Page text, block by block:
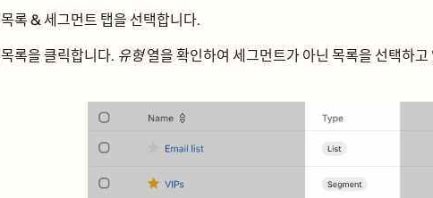
목록 & 세그먼트 탭을 선택합니다.
목록을 클릭합니다. 유형열을 확인하여 세그먼트가 아닌 목록을 선택하고